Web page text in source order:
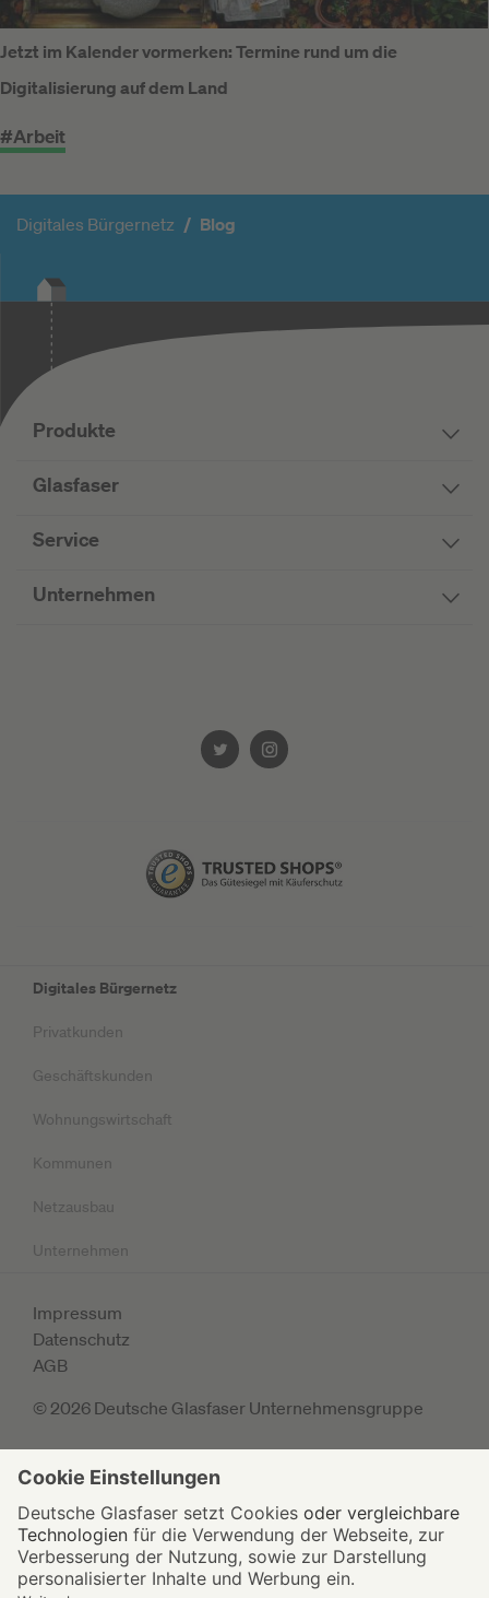
Jetzt im Kalender vormerken: Termine rund um die
Digitalisierung auf dem Land
#Arbeit
Digitales Bürgernetz Blog
Produkte
Glasfaser
Service
Unternehmen
Digitales Bürgernetz
Privatkunden
Geschäftskunden
Wohnungswirtschaft
Kommunen
Netzausbau
Unternehmen
Impressum
Datenschutz
AGB
© 2026 Deutsche Glasfaser Unternehmensgruppe